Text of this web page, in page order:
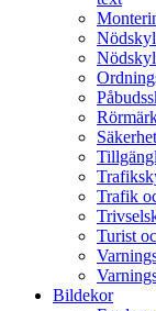
Trafik
Turist
Bildekor